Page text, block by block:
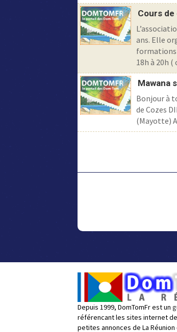
Cours
ans. Elle
formations
18h à 20h
Mawana
Bonjour à
de Cozes
(Mayotte)
Depuis 1999, DomTomFr est un
référencant les sites internet de
petites annonces de La